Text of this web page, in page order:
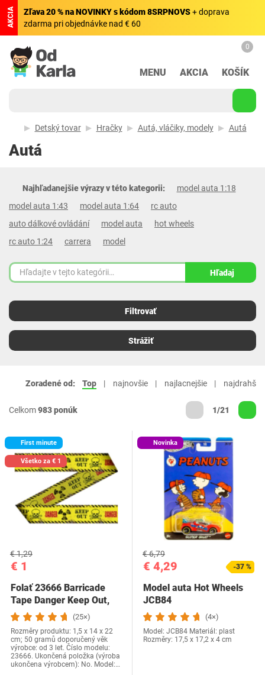
AKCIA Zľava 20 % na NOVINKY s kódom 8SRPNOVS+ doprava
zdarma pri objednávke nad € 60
MENU AKCIA
0
KOŠÍK
Detský tovar Hračky Autá, vláčiky, modely Autá
Autá
Najhľadanejšie výrazy v této kategorii:
model auta 1:18
model auta 1:43
model auta 1:64
rc auto
auto dálkové ovládání
model auta
hot wheels
rc auto 1:24
carrera model
Hľadaj
Filtrovať
Strážiť
Zoradené od: Top najnovšie najlacnejšie najdrahšie
Celkom983 ponúk 1/21
First minute
Všetko za € 1
€ 1
€ 1,29
Folať 23666 Barricade
Tape Danger Keep Out,
Multi Colors
(25×)
Rozměry produktu: 1,5 x 14 x 22
cm; 50 gramů doporučený věk
výrobce: od 3 let. Číslo modelu:
23666. Ukončená položka (výroba
ukončena výrobcem): No. Model:…
Novinka
€ 4,29
€ 6,79
-37 %
Model auta Hot Wheels
JCB84
(4×)
Model: JCB84 Materiál: plast
Rozměry: 17,5 x 17,2 x 4 cm